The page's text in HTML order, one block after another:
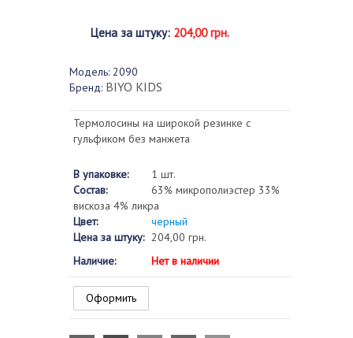
Цена за штуку: 204,00 грн.
Модель: 2090
Бренд: BIYO KIDS
Термолосины на широкой резинке с
гульфиком без манжета
В упаковке:
1 шт.
Состав:
63% микрополиэстер 33%
вискоза 4% ликра
Цвет:
черный
Цена за штуку: 204,00 грн.
Наличие:
Нет в наличии
Оформить